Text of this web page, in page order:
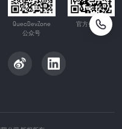
QuecDevZone
公众号
官方公众号